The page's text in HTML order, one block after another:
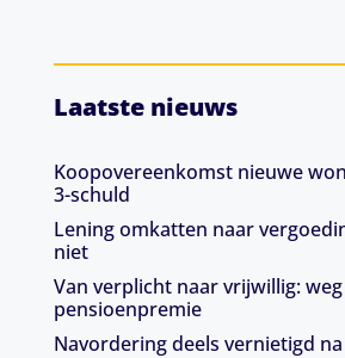
Laatste nieuws
Koopovereenkomst nieuwe
3-schuld
Lening omkatten naar
niet
Van verplicht naar vrijwillig:
pensioenpremie
Navordering deels vernietigd